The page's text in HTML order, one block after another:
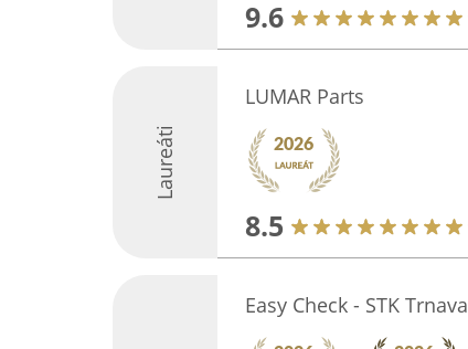
9.6
Laureáti
LUMAR Parts
8.5
Easy Check - STK Trnava